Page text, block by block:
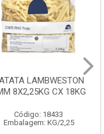
LAMBWESTON
8X2,25KG CX 18KG
Código: 18433
Embalagem: KG/2,25